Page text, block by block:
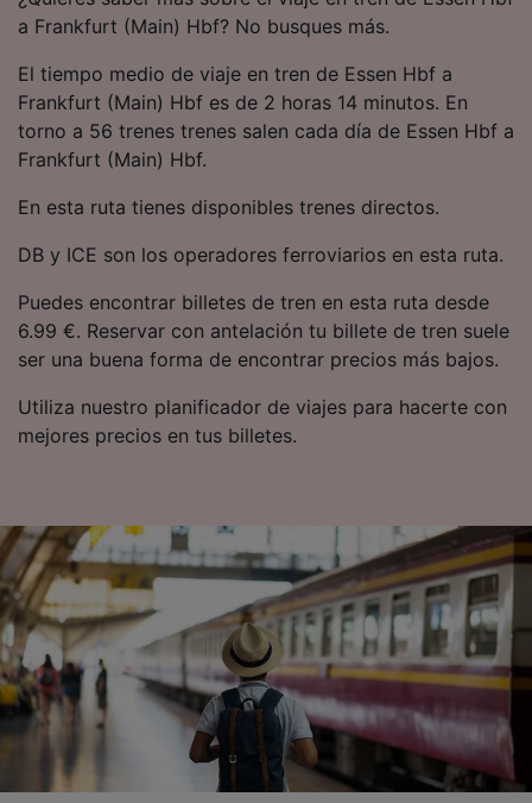
a Frankfurt (Main) Hbf? No busques más.
El tiempo medio de viaje en tren de Essen Hbf a
Frankfurt (Main) Hbf es de 2 horas 14 minutos. En
torno a 56 trenes trenes salen cada día de Essen Hbf a
Frankfurt (Main) Hbf.
En esta ruta tienes disponibles trenes directos.
DB y ICE son los operadores ferroviarios en esta ruta.
Puedes encontrar billetes de tren en esta ruta desde
6.99 €. Reservar con antelación tu billete de tren suele
ser una buena forma de encontrar precios más bajos.
Utiliza nuestro planificador de viajes para hacerte con
mejores precios en tus billetes.
precisa. Analizar activamente las
características del dispositivo para su
identificación. Almacenar la información en un
dispositivo y/o acceder a ella. Publicidad y
contenido personalizados, medición de
publicidad y contenido, investigación de
audiencia y desarrollo de servicios.
Lista de asociados (proveedores)